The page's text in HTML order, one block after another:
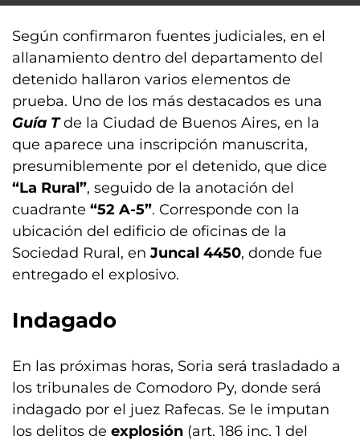
Según confirmaron fuentes judiciales, en el
allanamiento dentro del departamento del
detenido hallaron varios elementos de
prueba. Uno de los más destacados es una
Guía Tde la Ciudad de Buenos Aires, en la
que aparece una inscripción manuscrita,
presumiblemente por el detenido, que dice
“La Rural”, seguido de la anotación del
cuadrante “52 A-5”. Corresponde con la
ubicación del edificio de oficinas de la
Sociedad Rural, en Juncal 4450, donde fue
entregado el explosivo.
Indagado
En las próximas horas, Soria será trasladado a
los tribunales de Comodoro Py, donde será
indagado por el juez Rafecas. Se le imputan
los delitos de explosión (art. 186 inc. 1 del